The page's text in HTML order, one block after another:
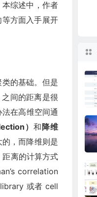
本综述中，作者
方面入手展开
的基础。但是
间的距离是很
在高维空间通
）和降维
，而降维则是
离的计算方式
correlation
library 或者 cell